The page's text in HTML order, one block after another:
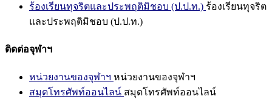
ร้องเรียนทุจริตและประพฤติมิชอบ (ป.ป.ท.) ร้องเรียนทุจริต
และประพฤติมิชอบ (ป.ป.ท.)
ติดต่อจุฬาฯ
หน่วยงานของจุฬาฯ หน่วยงานของจุฬาฯ
สมุดโทรศัพท์ออนไลน์ สมุดโทรศัพท์ออนไลน์